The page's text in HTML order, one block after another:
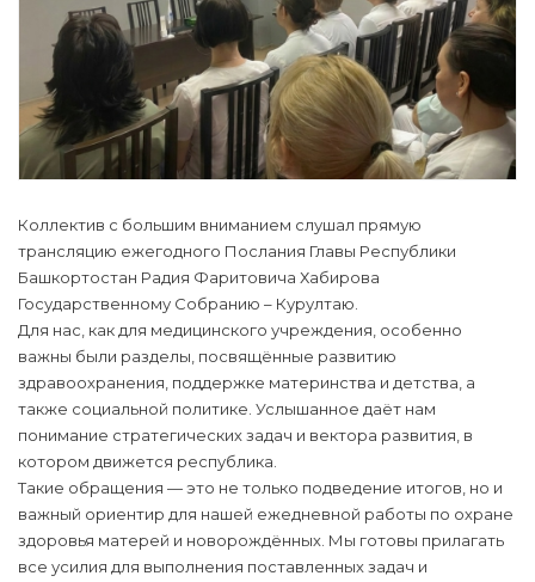
Коллектив с большим вниманием слушал прямую
трансляцию ежегодного Послания Главы Республики
Башкортостан Радия Фаритовича Хабирова
Государственному Собранию – Курултаю.
Для нас, как для медицинского учреждения, особенно
важны были разделы, посвящённые развитию
здравоохранения, поддержке материнства и детства, а
также социальной политике. Услышанное даёт нам
понимание стратегических задач и вектора развития, в
котором движется республика.
Такие обращения — это не только подведение итогов, но и
важный ориентир для нашей ежедневной работы по охране
здоровья матерей и новорождённых. Мы готовы прилагать
все усилия для выполнения поставленных задач и